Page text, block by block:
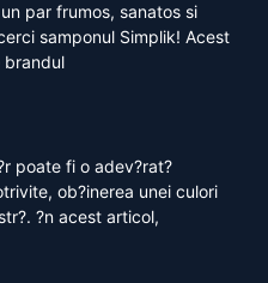
par frumos, sanatos si
samponul Simplik! Acest
brandul
poate fi o adev?rat?
ob?inerea unei culori
?n acest articol,